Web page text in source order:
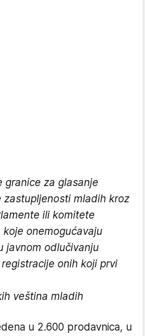
granice za glasanje
zastupljenosti mladih kroz
ili komitete
onemogućavaju
javnom odlučivanju
onih koji prvi
veština mladih
u 2.600 prodavnica, u